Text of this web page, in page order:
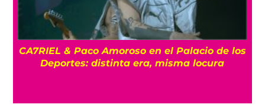
ENTREVISTA La despedida de Big Big Love:
Un último show en la Ciudad de México